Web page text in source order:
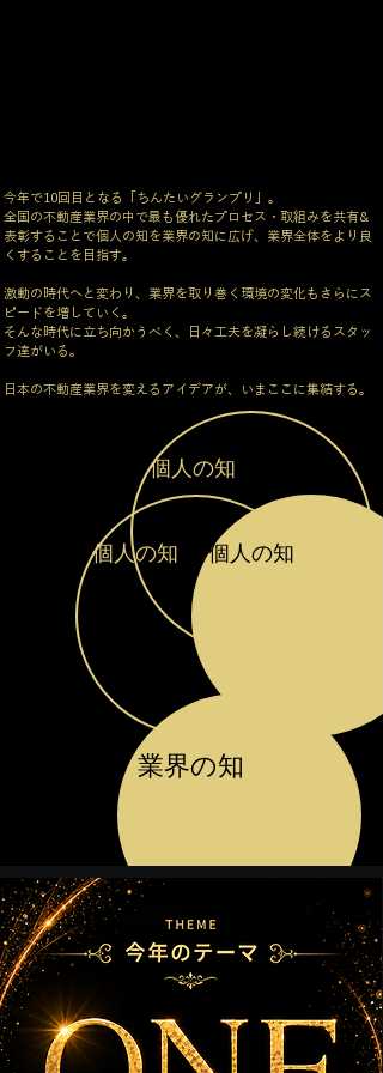
今年で10回目となる「ちんたいグランプリ」。
全国の不動産業界の中で最も優れたプロセス・取組みを共有&
表彰することで個人の知を業界の知に広げ、業界全体をより良
くすることを目指す。
激動の時代へと変わり、業界を取り巻く環境の変化もさらにス
ピードを増していく。
そんな時代に立ち向かうべく、日々工夫を凝らし続けるスタッ
フ達がいる。
日本の不動産業界を変えるアイデアが、いまここに集結する。
個人の知
個人の知 個人の知
業界の知